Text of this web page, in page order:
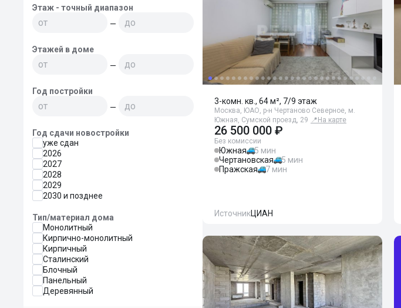
Этаж - точный диапазон
—
Этажей в доме
—
Год постройки
—
Год сдачи новостройки
уже сдан
2026
2027
2028
2029
2030 и позднее
Тип/материал дома
Монолитный
Кирпично-монолитный
Кирпичный
Сталинский
Блочный
Панельный
Деревянный
3-комн. кв., 64 м², 7/9 этаж
Москва, ЮАО, р-н Чертаново Северное, м.
Южная, Сумской проезд, 29 📍 На карте
26 500 000 ₽
Без комиссии
Южная
5 мин
Чертановская
5 мин
Пражская
7 мин
ИсточникЦИАН